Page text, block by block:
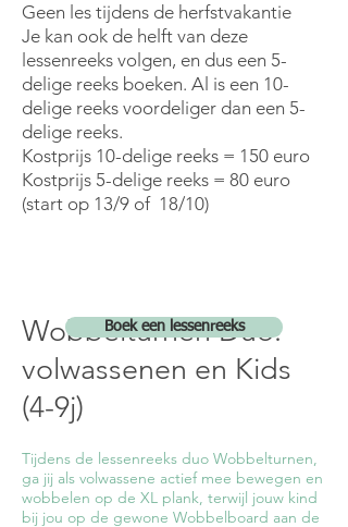
​Geen les tijdens de herfstvakantie
Je kan ook de helft van deze
lessenreeks volgen, en dus een 5-
delige reeks boeken. Al is een 10-
delige reeks voordeliger dan een 5-
delige reeks.
Kostprijs 10-delige reeks = 150 euro
Kostprijs 5-delige reeks = 80 euro
(start op 13/9 of 18/10)
Wobbelturnen Duo:
volwassenen en Kids
(4-9j)
Tijdens de lessenreeks duo Wobbelturnen,
ga jij als volwassene actief mee bewegen en
wobbelen op de XL plank, terwijl jouw kind
bij jou op de gewone Wobbelboard aan de
Boek een lessenreeks